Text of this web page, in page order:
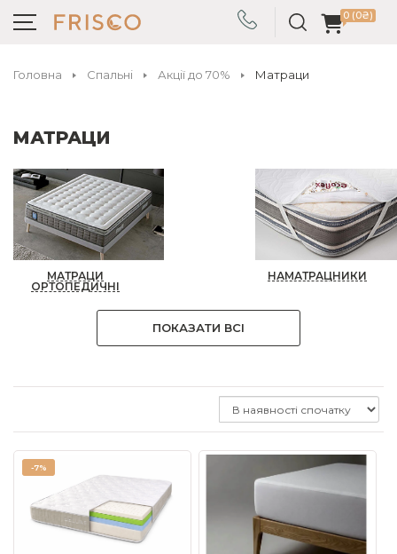
0 (0₴)
Головна Спальні Акції до 70% Матраци
МАТРАЦИ
МАТРАЦИ
ОРТОПЕДИЧНІ
НАМАТРАЦНИКИ
ПОКАЗАТИ ВСІ
-7%